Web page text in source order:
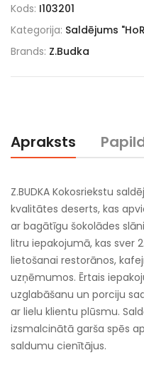
Kods: I103201
Kategorija: Saldējums
Brands: Z.Budka
Apraksts
Z.BUDKA Kokosriekstu
kvalitātes deserts, kas
ar bagātīgu šokolādes
litru iepakojumā, kas sver
lietošanai restorānos,
uzņēmumos. Ērtais
uzglabāšanu un porciju
ar lielu klientu plūsmu.
izsmalcinātā garša spēs
saldumu cienītājus.